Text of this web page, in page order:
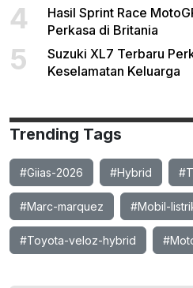
4
Hasil Sprint Race
Perkasa di Britania
5
Suzuki XL7 Terbaru
Keselamatan Keluarga
Trending Tags
#Giias-2026 #Hybrid
#Marc-marquez #Mobil-
#Toyota-veloz-hybrid